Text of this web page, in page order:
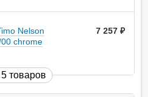
Nelson
chrome
7 257
товаров